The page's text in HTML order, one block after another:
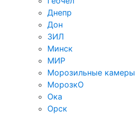
Днепр
Дон
ЗИЛ
Минск
МИР
Морозильные камеры
МорозкО
Ока
Орск